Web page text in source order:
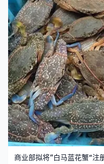
商业部拟将“白马蓝花蟹”注